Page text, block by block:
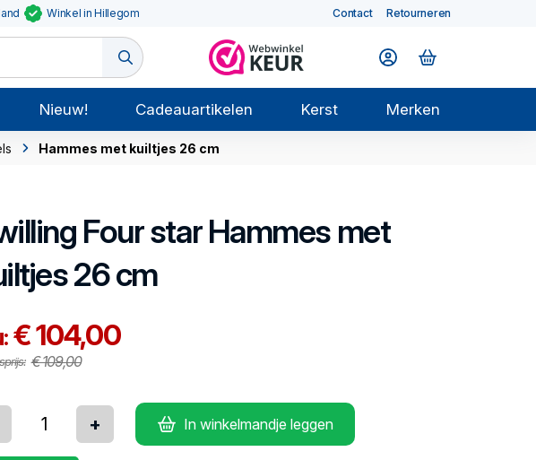
Winkel in Hillegom Contact Retourneren
Nieuw! Cadeauartikelen Kerst Merken
Hammes met kuiltjes 26 cm
Four starHammes met
26 cm
€ 104,00
€ 109,00
+ In winkelmandje leggen